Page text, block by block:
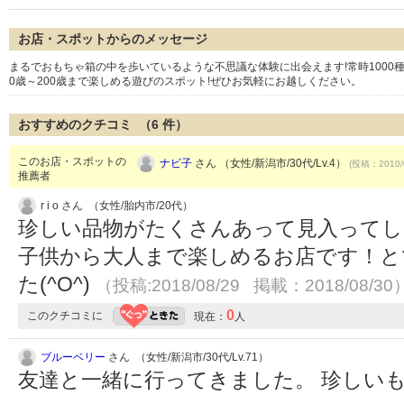
お店・スポットからのメッセージ
まるでおもちゃ箱の中を歩いているような不思議な体験に出会えます!常時1000
0歳～200歳まで楽しめる遊びのスポット!ぜひお気軽にお越しください。
おすすめのクチコミ （6 件）
このお店・スポットの
推薦者
ナビ子 さん （女性/新潟市/30代/Lv.4） (投稿：
r i o さん （女性/胎内市/20代）
珍しい品物がたくさんあって見入って
子供から大人まで楽しめるお店です！
た(^O^)
（投稿:2018/08/29 掲載：2018/08/30
このクチコミに 現在： 0人
ブルーベリー さん （女性/新潟市/30代/Lv.71）
友達と一緒に行ってきました。 珍しい